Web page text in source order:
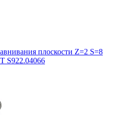
плоскости Z=2 S=8
S922.04066